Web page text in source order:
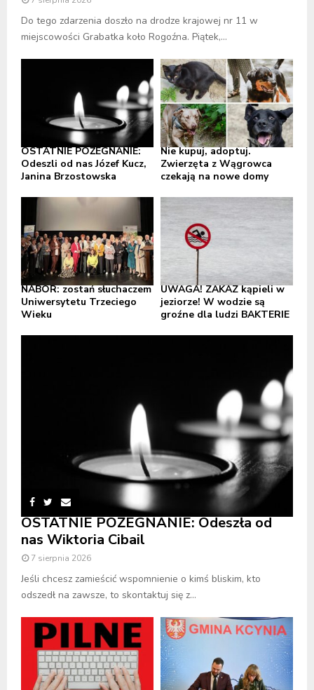
Do tego zdarzenia doszło na drodze krajowej nr 11 w
miejscowości Grabatka koło Rogoźna. Piątek,...
OSTATNIE POŻEGNANIE:
Odeszli od nas Józef Kucz,
Janina Brzostowska
Nie kupuj, adoptuj.
Zwierzęta z Wągrowca
czekają na nowe domy
NABÓR: zostań słuchaczem
Uniwersytetu Trzeciego
Wieku
UWAGA! ZAKAZ kąpieli w
jeziorze! W wodzie są
groźne dla ludzi BAKTERIE
OSTATNIE POŻEGNANIE: Odeszła od
nas Wiktoria Cibail
7 sierpnia 2026
Jeśli chcesz zamieścić wspomnienie o kimś bliskim, kto
odszedł na zawsze, to skontaktuj się z...